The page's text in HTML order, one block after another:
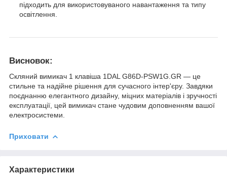
підходить для використовуваного навантаження та типу
освітлення.
Висновок:
Скляний вимикач 1 клавіша 1DAL G86D-PSW1G.GR — це
стильне та надійне рішення для сучасного інтер'єру. Завдяки
поєднанню елегантного дизайну, міцних матеріалів і зручності
експлуатації, цей вимикач стане чудовим доповненням вашої
електросистеми.
Приховати
Характеристики